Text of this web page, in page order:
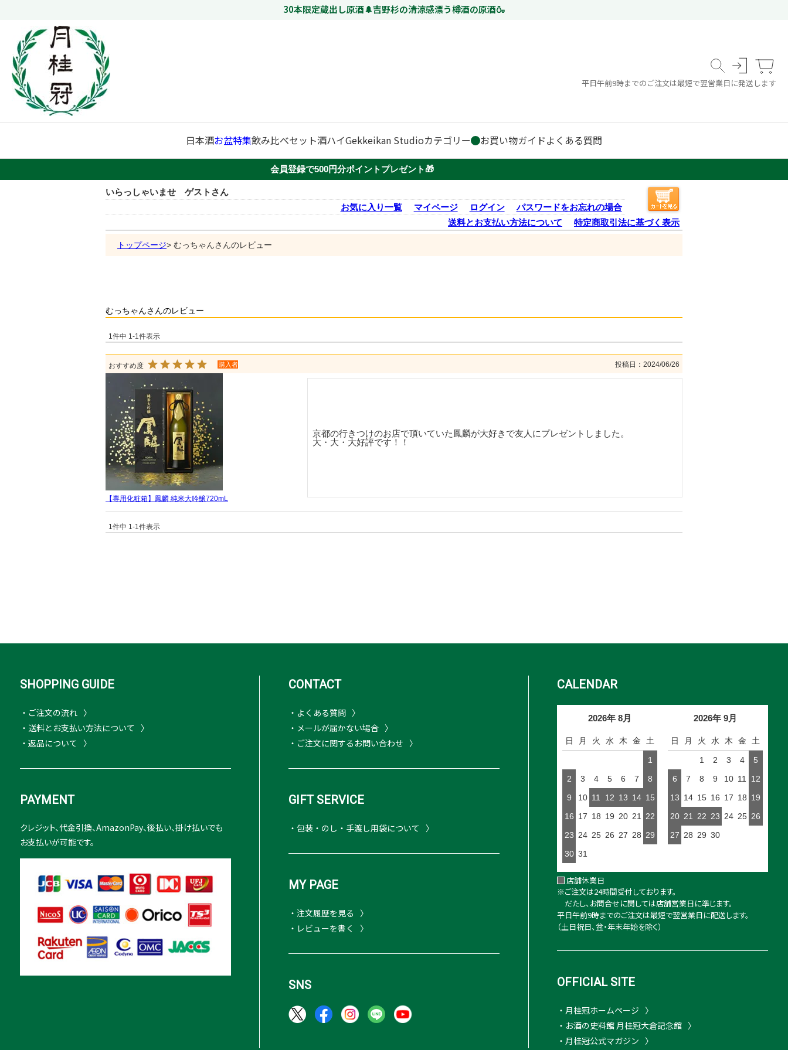
30本限定蔵出し原酒🌲吉野杉の清涼感漂う樽酒の原酒🍶
平日午前9時までのご注文は最短で翌営業日に発送します
日本酒お盆特集飲み比べセット酒ハイGekkeikan Studioカテゴリー お買い物ガイドよくある質問
会員登録で500円分ポイントプレゼント🎁
いらっしゃいませ ゲストさん
お気に入り一覧
マイページ ログイン
パスワードをお忘れの場合
送料とお支払い方法について
特定商取引法に基づく表示
トップページ むっちゃんさんのレビュー
むっちゃんさんのレビュー
1件中 1-1件表示
【専用化粧箱】鳳麟 純米大吟醸720mL
購入者 投稿日 2024/06/26
京都の行きつけのお店で頂いていた鳳麟が大好きで友人にプレゼントしました。
大・大・大好評です！！
1件中 1-1件表示
SHOPPING GUIDE
・ご注文の流れ
・送料とお支払い方法について
・返品について
PAYMENT
クレジット、代金引換、AmazonPay、後払い、掛け払いでも
お支払いが可能です。
CONTACT
・よくある質問
・メールが届かない場合
・ご注文に関するお問い合わせ
GIFT SERVICE
・包装・のし・手渡し用袋について
MY PAGE
・注文履歴を見る
・レビューを書く
SNS
CALENDAR
2026年 8月
日 月 火 水 木 金 土
1
2
3 4 5 6 7
8
9
10 11 12 13 14 15
16 17 18 19 20 21
22
23 24 25 26 27 28 29
30 31
2026年 9月
日 月 火 水 木 金 土
1 2 3 4
5
6
7 8 9 10 11
12
13 14 15 16 17 18 19
20 21 22 23 24 25 26
27 28 29 30
店舗休業日
※ご注文は24時間受付しております。
だたし、お問合せに関しては店舗営業日に準じます。
平日午前9時までのご注文は最短で翌営業日に配送します。
（土日祝日、盆・年末年始を除く）
OFFICIAL SITE
・月桂冠ホームページ
・お酒の史料館 月桂冠大倉記念館
・月桂冠公式マガジン